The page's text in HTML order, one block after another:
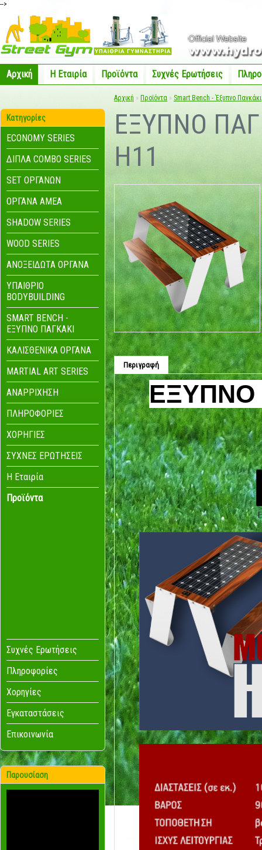
-->
Αρχική Η Eταιρία Προϊόντα Συχνές Ερωτήσεις
Κατηγορίες
ECONOMY SERIES
ΔΙΠΛΑ COMBO SERIES
SET ΟΡΓΑΝΩΝ
ΟΡΓΑΝΑ ΑΜΕΑ
SHADOW SERIES
WOOD SERIES
ΑΝΟΞΕΙΔΩΤΑ ΟΡΓΑΝΑ
ΥΠΑΙΘΡΙΟ
BODYBUILDING
SMART BENCH -
ΕΞΥΠΝΟ ΠΑΓΚΑΚΙ
ΚΑΛΙΣΘΕΝΙΚΑ ΟΡΓΑΝΑ
MARTIAL ART SERIES
ΑΝΑΡΡΙΧΗΣΗ
ΠΛΗΡΟΦΟΡΙΕΣ
ΧΟΡΗΓΙΕΣ
ΣΥΧΝΕΣ ΕΡΩΤΗΣΕΙΣ
Η Eταιρία
Προϊόντα
Συχνές Ερωτήσεις
Πληροφορίες
Χορηγίες
Εγκαταστάσεις
Επικοινωνία
Παρουσίαση
Αρχική » Προϊόντα » Smart Bench - Έξυπνο Παγκάκι
EΞΥΠΝΟ
H11
Περιγραφή
EΞΥΠΝΟ